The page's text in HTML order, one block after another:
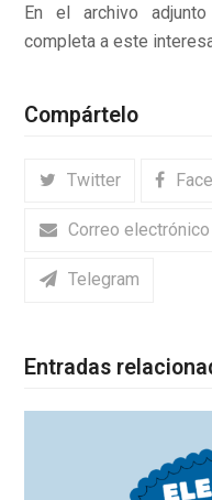
En el archivo
completa a este
Compártelo
Twitter
Correo electrónico
Telegram
Entradas